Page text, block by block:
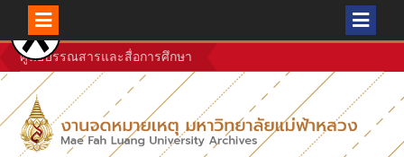
Skip
to
content
ศูนย์บรรณสารและสื่อการศึกษา